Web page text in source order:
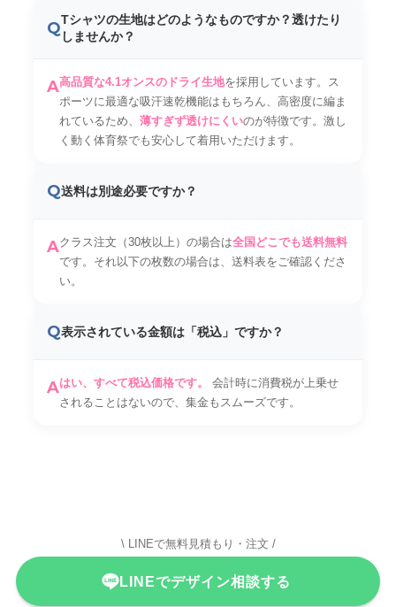
QTシャツの生地はどのようなものですか？透けたり
しませんか？
A高品質な4.1オンスのドライ生地を採用しています。ス
ポーツに最適な吸汗速乾機能はもちろん、高密度に編ま
れているため、 薄すぎず透けにくいのが特徴です。激し
く動く体育祭でも安心して着用いただけます。
Q送料は別途必要ですか？
Aクラス注文（30枚以上）の場合は全国どこでも送料無料
です。それ以下の枚数の場合は、送料表をご確認くださ
い。
Q表示されている金額は「税込」ですか？
Aはい、すべて税込価格です。
会計時に消費税が上乗せ
されることはないので、集金もスムーズです。
\ LINEで無料見積もり・注文 /
LINEでデザイン相談する